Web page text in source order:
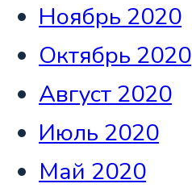
Ноябрь 2020
Октябрь 2020
Август 2020
Июль 2020
Май 2020